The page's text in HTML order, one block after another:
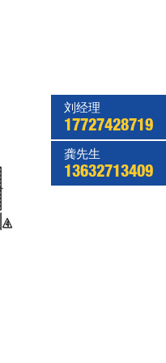
刘经理
17727428719
龚先生
13632713409